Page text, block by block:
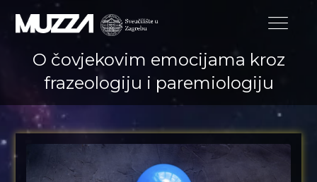
O čovjekovim emocijama kroz
frazeologiju i paremiologiju